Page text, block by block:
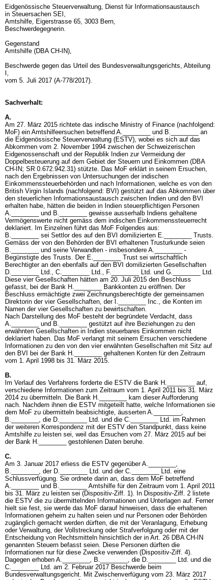
Eidgenössische Steuerverwaltung, Dienst für Informationsaustausch
in Steuersachen SEI,
Amtshilfe, Eigerstrasse 65, 3003 Bern,
Beschwerdegegnerin.
Gegenstand
Amtshilfe (DBA CH-IN),
Beschwerde gegen das Urteil des Bundesverwaltungsgerichts, Abteilung
I,
vom 5. Juli 2017 (A-778/2017).
Sachverhalt:
A.
Am 27. März 2015 richtete das indische Ministry of Finance (nachfolgend:
MoF) ein Amtshilfeersuchen betreffend A.________ und B.________ an
die Eidgenössische Steuerverwaltung (ESTV), wobei es sich auf das
Abkommen vom 2. November 1994 zwischen der Schweizerischen
Eidgenossenschaft und der Republik Indien zur Vermeidung der
Doppelbesteuerung auf dem Gebiet der Steuern und Einkommen (DBA
CH-IN; SR 0.672.942.31) stützte. Das MoF erklärt in seinem Ersuchen,
nach den Ergebnissen von Untersuchungen der indischen
Einkommenssteuerbehörden und nach Informationen, welche es von den
British Virgin Islands (nachfolgend: BVI) gestützt auf das Abkommen über
den steuerlichen Informationsaustausch zwischen Indien und den BVI
erhalten habe, hätten die beiden in Indien steuerpflichtigen Personen
A.________ und B.________ gewisse ausserhalb Indiens gehaltene
Vermögenswerte nicht gemäss dem indischen Einkommenssteuerrecht
deklariert. Im Einzelnen führt das MoF Folgendes aus:
B.________ sei Settlor des auf den BVI domilizierten E.________ Trusts.
Gemäss der von den Behörden der BVI erhaltenen Trusturkunde seien
B.________ und seine Verwandten - insbesondere A.________ -
Begünstigte des Trusts. Der E.________ Trust sei wirtschaftlich
Berechtigter an den ebenfalls auf den BVI domilizierten Gesellschaften
D.________ Ltd., C.________ Ltd., F.________ Ltd. und G.________ Ltd.
Diese vier Gesellschaften hätten am 20. Juli 2015 den Beschluss
gefasst, bei der Bank H.________ Bankkonten zu eröffnen. Der
Beschluss ermächtigte zwei Zeichnungsberechtigte der gemeinsamen
Direktorin der vier Gesellschaften, der I.________ Inc., die Konten im
Namen der vier Gesellschaften zu bewirtschaften.
Nach Darstellung des MoF besteht der begründete Verdacht, dass
A.________ und B.________ gestützt auf ihre Beziehungen zu den
erwähnten Gesellschaften in Indien steuerbares Einkommen nicht
deklariert haben. Das MoF verlangt mit seinem Ersuchen verschiedene
Informationen zu den von den vier erwähnten Gesellschaften mit Sitz auf
den BVI bei der Bank H.________ gehaltenen Konten für den Zeitraum
vom 1. April 1998 bis 31. März 2015.
B.
Im Verlauf des Verfahrens forderte die ESTV die Bank H.________ auf,
verschiedene Informationen zum Zeitraum vom 1. April 2011 bis 31. März
2014 zu übermitteln. Die Bank H.________ kam dieser Aufforderung
nach. Nachdem ihnen die ESTV mitgeteilt hatte, welche Informationen sie
dem MoF zu übermitteln beabsichtigte, äusserten A.________,
B.________, die D.________ Ltd. und die C.________ Ltd. im Rahmen
der weiteren Korrespondenz mit der ESTV den Standpunkt, dass keine
Amtshilfe zu leisten sei, weil das Ersuchen vom 27. März 2015 auf bei
der Bank H.________ gestohlenen Daten beruhe.
C.
Am 3. Januar 2017 erliess die ESTV gegenüber A.________,
B.________, der D.________ Ltd. und der C.________ Ltd. eine
Schlussverfügung. Sie ordnete darin an, dass dem MoF betreffend
A.________ und B.________ Amtshilfe für den Zeitraum vom 1. April 2011
bis 31. März zu leisten sei (Dispositiv-Ziff. 1). In Dispositiv-Ziff. 2 listete
die ESTV die zu übermittelnden Informationen und Unterlagen auf. Ferner
hielt sie fest, sie werde das MoF darauf hinweisen, dass die erhaltenen
Informationen geheim zu halten seien und nur Personen oder Behörden
zugänglich gemacht werden dürften, die mit der Veranlagung, Erhebung
oder Verwaltung, der Vollstreckung oder Strafverfolgung oder mit der
Entscheidung von Rechtsmitteln hinsichtlich der in Art. 26 DBA CH-IN
genannten Steuern befasst seien. Diese Personen dürften die
Informationen nur für diese Zwecke verwenden (Dispositiv-Ziff. 4).
Dagegen erhoben A.________, B.________, die D.________ Ltd. und die
C.________ Ltd. am 2. Februar 2017 Beschwerde beim
Bundesverwaltungsgericht. Mit Zwischenverfügung vom 23. März 2017